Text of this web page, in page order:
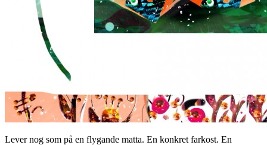
Lever nog som på en flygande matta. En konkret farkost. En